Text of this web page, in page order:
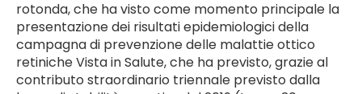
rotonda, che ha visto come momento principale la
presentazione dei risultati epidemiologici della
campagna di prevenzione delle malattie ottico
retiniche Vista in Salute, che ha previsto, grazie al
contributo straordinario triennale previsto dalla